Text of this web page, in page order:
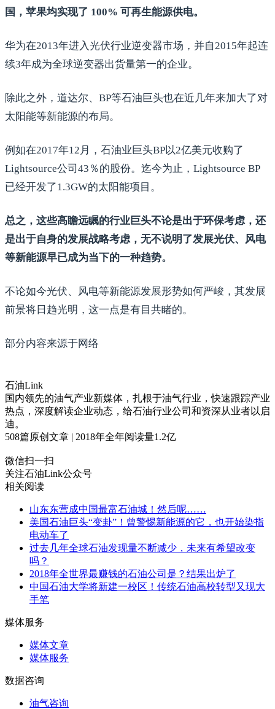
国，苹果均实现了 100% 可再生能源供电。
华为在2013年进入光伏行业逆变器市场，并自2015年起连
续3年成为全球逆变器出货量第一的企业。
除此之外，道达尔、BP等石油巨头也在近几年来加大了对
太阳能等新能源的布局。
例如在2017年12月，石油业巨头BP以2亿美元收购了
Lightsource公司43％的股份。迄今为止，Lightsource BP
已经开发了1.3GW的太阳能项目。
总之，这些高瞻远瞩的行业巨头不论是出于环保考虑，还
是出于自身的发展战略考虑，无不说明了发展光伏、风电
等新能源早已成为当下的一种趋势。
不论如今光伏、风电等新能源发展形势如何严峻，其发展
前景将日趋光明，这一点是有目共睹的。
部分内容来源于网络
石油Link
国内领先的油气产业新媒体，扎根于油气行业，快速跟踪产业
热点，深度解读企业动态，给石油行业公司和资深从业者以启
迪。
508篇原创文章 | 2018年全年阅读量1.2亿
微信扫一扫
关注石油Link公众号
相关阅读
山东东营成中国最富石油城！然后呢……
美国石油巨头“变卦”！曾警惕新能源的它，也开始染指
电动车了
过去几年全球石油发现量不断减少，未来有希望改变
吗？
2018年全世界最赚钱的石油公司是？结果出炉了
中国石油大学将新建一校区！传统石油高校转型又现大
手笔
媒体服务
媒体文章
媒体服务
数据咨询
油气咨询